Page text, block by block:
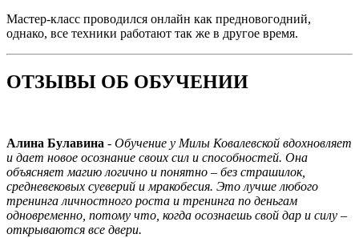
Мастер-класс проводился онлайн как предновогодний,
однако, все техники работают так же в другое время.
ОТЗЫВЫ ОБ ОБУЧЕНИИ
Алина Булавина - Обучение у Милы Ковалевской вдохновляет
и дает новое осознание своих сил и способностей. Она
объясняет магию логично и понятно – без страшилок,
средневековых суеверий и мракобесия. Это лучше любого
тренинга личностного роста и тренинга по деньгам
одновременно, потому что, когда осознаешь свой дар и силу –
открываются все двери.